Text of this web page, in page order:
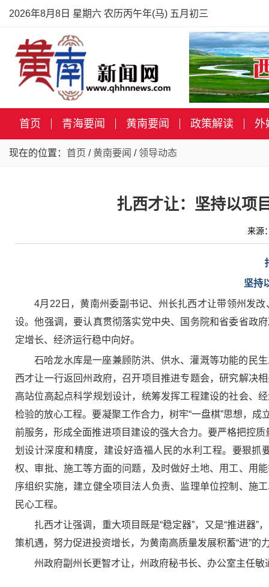
2026年8月8日 星期六 农历丙午年(马) 五月初三
首页 青海要闻 黄南要闻 政策解读 外
现在的位置： 首页 / 黄南要闻 /领导动态
扎西才让：坚持以项
来源
坚持
4月22日，黄南州委副书记、州长扎西才让带领州发
设。他强调，要认真贯彻落实党中央、国务院和省委省政
定增长、经济运行稳中向好。
石哈龙水库是一座兼顾防洪、供水、灌溉等功能的民
西才让一行返回州政府，召开项目推进专题会，研究解决
高站位高起点科学规划设计，统筹发挥工程建设的社会、
检验的放心工程。要凝聚工作合力，树牢“一盘棋”思想，
前服务，形成全面推进项目建设的强大合力。要严格把控
划设计深度和精度，建设好造福人民的水利工程。要狠
权、审批、施工等方面的问题，及时做好土地、用工、用
序组织实施，建立健全项目法人负责、监理单位控制、施
民心工程。
扎西才让强调，重大项目既是“稳定器”，又是“推进器
策机遇，努力促进投资增长，为黄南高质量发展积蓄“进”的
州政府副州长更智才让，州政府秘书长、办公室主任敏